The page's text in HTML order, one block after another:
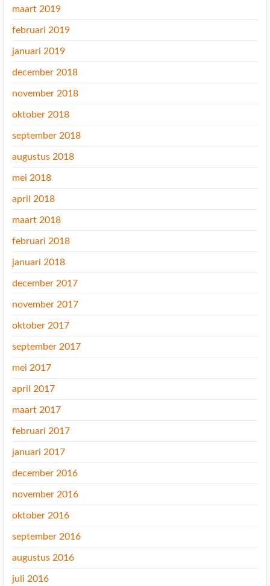
maart 2019
februari 2019
januari 2019
december 2018
november 2018
oktober 2018
september 2018
augustus 2018
mei 2018
april 2018
maart 2018
februari 2018
januari 2018
december 2017
november 2017
oktober 2017
september 2017
mei 2017
april 2017
maart 2017
februari 2017
januari 2017
december 2016
november 2016
oktober 2016
september 2016
augustus 2016
juli 2016